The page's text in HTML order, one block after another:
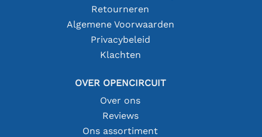
Retourneren
Algemene Voorwaarden
Privacybeleid
Klachten
OVER OPENCIRCUIT
Over ons
Reviews
Ons assortiment